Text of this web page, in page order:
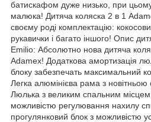
батискафом дуже низько, при
малюка! Дитяча коляска 2 в 1
своєму роді комплектацію:
рукавички і багато іншого! Опис
Emilio: Абсолютно нова дитяча
Adamex! Додаткова амортизація
блоку забезпечать максимальний
Легка алюмінієва рама з новітньою
Люлька з великим спальним
можливістю регулювання нахилу
прогулянковий блок з можливістю